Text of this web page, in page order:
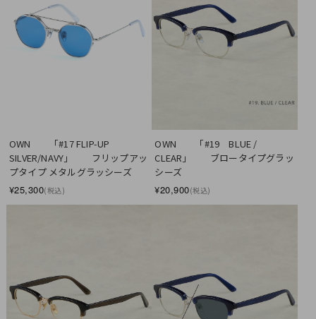
OWN　　「#17 FLIP-UP
SILVER/NAVY」　　フリップアッ
プタイプ メタルグラッシーズ
¥25,300(税込)
OWN　　「#19　BLUE /
CLEAR」　　ブロータイプグラッ
シーズ
¥20,900(税込)